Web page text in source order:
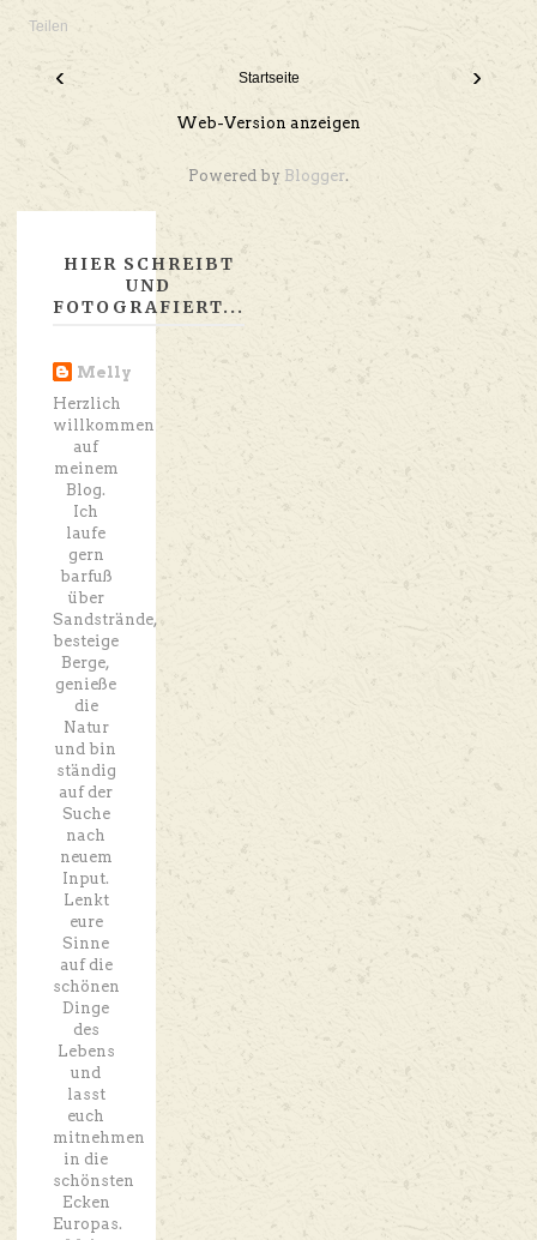
Teilen
‹ ›
Startseite
Web-Version anzeigen
Powered by Blogger.
HIER SCHREIBT
UND
FOTOGRAFIERT...
Melly
Herzlich
willkommen
auf
meinem
Blog.
Ich
laufe
gern
barfuß
über
Sandstrände,
besteige
Berge,
genieße
die
Natur
und bin
ständig
auf der
Suche
nach
neuem
Input.
Lenkt
eure
Sinne
auf die
schönen
Dinge
des
Lebens
und
lasst
euch
mitnehmen
in die
schönsten
Ecken
Europas.